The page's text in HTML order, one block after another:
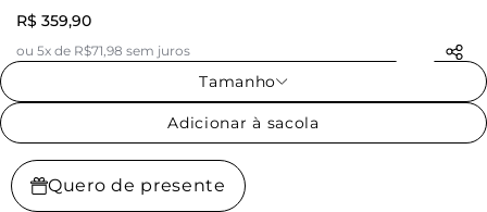
R$ 359,90
ou 5x de R$71,98 sem juros
Tamanho
Adicionar à sacola
Quero de presente